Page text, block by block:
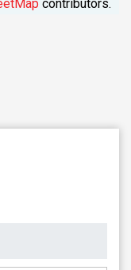
contributors.